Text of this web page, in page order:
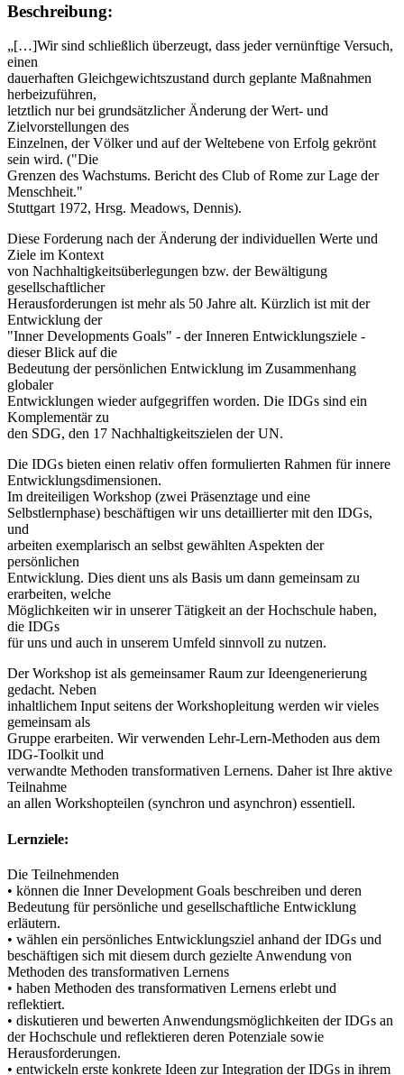
Beschreibung:
„[…]Wir sind schließlich überzeugt, dass jeder vernünftige Versuch,
einen
dauerhaften Gleichgewichtszustand durch geplante Maßnahmen
herbeizuführen,
letztlich nur bei grundsätzlicher Änderung der Wert- und
Zielvorstellungen des
Einzelnen, der Völker und auf der Weltebene von Erfolg gekrönt
sein wird. ("Die
Grenzen des Wachstums. Bericht des Club of Rome zur Lage der
Menschheit."
Stuttgart 1972, Hrsg. Meadows, Dennis).
Diese Forderung nach der Änderung der individuellen Werte und
Ziele im Kontext
von Nachhaltigkeitsüberlegungen bzw. der Bewältigung
gesellschaftlicher
Herausforderungen ist mehr als 50 Jahre alt. Kürzlich ist mit der
Entwicklung der
"Inner Developments Goals" - der Inneren Entwicklungsziele -
dieser Blick auf die
Bedeutung der persönlichen Entwicklung im Zusammenhang
globaler
Entwicklungen wieder aufgegriffen worden. Die IDGs sind ein
Komplementär zu
den SDG, den 17 Nachhaltigkeitszielen der UN.
Die IDGs bieten einen relativ offen formulierten Rahmen für innere
Entwicklungsdimensionen.
Im dreiteiligen Workshop (zwei Präsenztage und eine
Selbstlernphase) beschäftigen wir uns detaillierter mit den IDGs,
und
arbeiten exemplarisch an selbst gewählten Aspekten der
persönlichen
Entwicklung. Dies dient uns als Basis um dann gemeinsam zu
erarbeiten, welche
Möglichkeiten wir in unserer Tätigkeit an der Hochschule haben,
die IDGs
für uns und auch in unserem Umfeld sinnvoll zu nutzen.
Der Workshop ist als gemeinsamer Raum zur Ideengenerierung
gedacht. Neben
inhaltlichem Input seitens der Workshopleitung werden wir vieles
gemeinsam als
Gruppe erarbeiten. Wir verwenden Lehr-Lern-Methoden aus dem
IDG-Toolkit und
verwandte Methoden transformativen Lernens. Daher ist Ihre aktive
Teilnahme
an allen Workshopteilen (synchron und asynchron) essentiell.
Lernziele:
Die Teilnehmenden
• können die Inner Development Goals beschreiben und deren
Bedeutung für persönliche und gesellschaftliche Entwicklung
erläutern.
• wählen ein persönliches Entwicklungsziel anhand der IDGs und
beschäftigen sich mit diesem durch gezielte Anwendung von
Methoden des transformativen Lernens
• haben Methoden des transformativen Lernens erlebt und
reflektiert.
• diskutieren und bewerten Anwendungsmöglichkeiten der IDGs an
der Hochschule und reflektieren deren Potenziale sowie
Herausforderungen.
• entwickeln erste konkrete Ideen zur Integration der IDGs in ihrem